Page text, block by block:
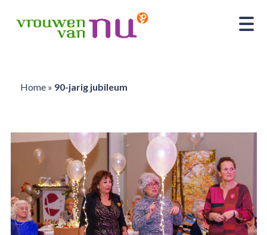
Home» 90-jarig jubileum